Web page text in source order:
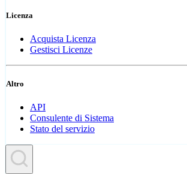
Licenza
Acquista Licenza
Gestisci Licenze
Altro
API
Consulente di Sistema
Stato del servizio